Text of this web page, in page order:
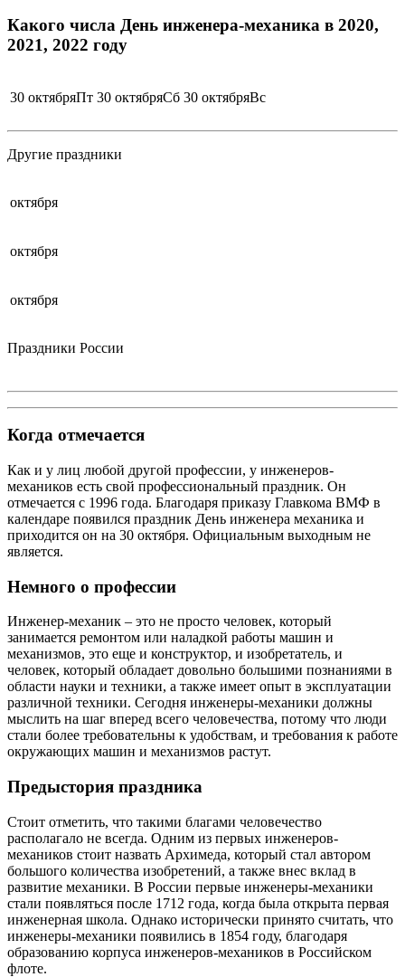
Какого числа День инженера-механика в 2020,
2021, 2022 году
30 октябряПт 30 октябряСб 30 октябряВс
Другие праздники
октября
октября
октября
Праздники России
Когда отмечается
Как и у лиц любой другой профессии, у инженеров-
механиков есть свой профессиональный праздник. Он
отмечается с 1996 года. Благодаря приказу Главкома ВМФ в
календаре появился праздник День инженера механика и
приходится он на 30 октября. Официальным выходным не
является.
Немного о профессии
Инженер-механик – это не просто человек, который
занимается ремонтом или наладкой работы машин и
механизмов, это еще и конструктор, и изобретатель, и
человек, который обладает довольно большими познаниями в
области науки и техники, а также имеет опыт в эксплуатации
различной техники. Сегодня инженеры-механики должны
мыслить на шаг вперед всего человечества, потому что люди
стали более требовательны к удобствам, и требования к работе
окружающих машин и механизмов растут.
Предыстория праздника
Стоит отметить, что такими благами человечество
располагало не всегда. Одним из первых инженеров-
механиков стоит назвать Архимеда, который стал автором
большого количества изобретений, а также внес вклад в
развитие механики. В России первые инженеры-механики
стали появляться после 1712 года, когда была открыта первая
инженерная школа. Однако исторически принято считать, что
инженеры-механики появились в 1854 году, благодаря
образованию корпуса инженеров-механиков в Российском
флоте.